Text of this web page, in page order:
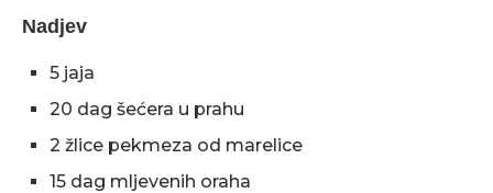
Nadjev
5 jaja
20 dag šećera u prahu
2 žlice pekmeza od marelice
15 dag mljevenih oraha